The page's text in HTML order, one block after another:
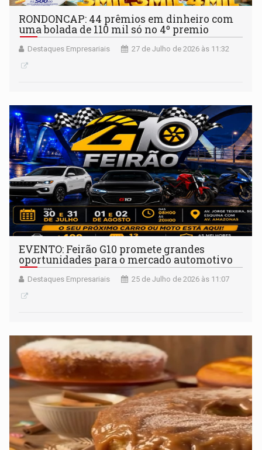
RONDONCAP: 44 prêmios em dinheiro com
uma bolada de 110 mil só no 4º premio
Destaques Empresariais 27 de Julho de 2026 às 11:32
EVENTO: Feirão G10 promete grandes
oportunidades para o mercado automotivo
Destaques Empresariais 25 de Julho de 2026 às 11:07